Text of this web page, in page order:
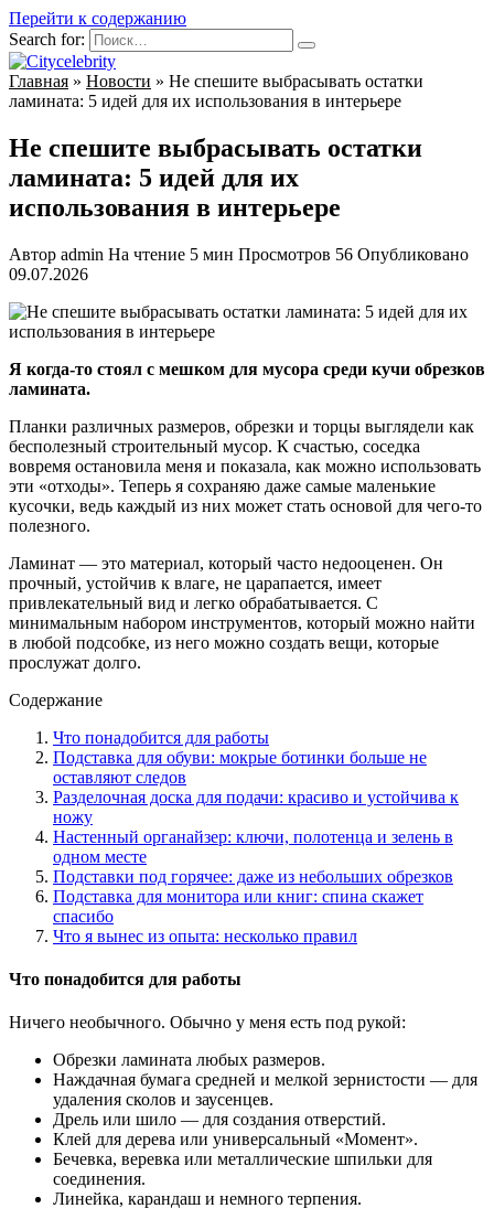
Перейти к содержанию
Search for:
Главная » Новости » Не спешите выбрасывать остатки
ламината: 5 идей для их использования в интерьере
Не спешите выбрасывать остатки
ламината: 5 идей для их
использования в интерьере
Автор admin На чтение 5 мин Просмотров 56 Опубликовано
09.07.2026
Я когда-то стоял с мешком для мусора среди кучи обрезков
ламината.
Планки различных размеров, обрезки и торцы выглядели как
бесполезный строительный мусор. К счастью, соседка
вовремя остановила меня и показала, как можно использовать
эти «отходы». Теперь я сохраняю даже самые маленькие
кусочки, ведь каждый из них может стать основой для чего-то
полезного.
Ламинат — это материал, который часто недооценен. Он
прочный, устойчив к влаге, не царапается, имеет
привлекательный вид и легко обрабатывается. С
минимальным набором инструментов, который можно найти
в любой подсобке, из него можно создать вещи, которые
прослужат долго.
Содержание
Что понадобится для работы
Подставка для обуви: мокрые ботинки больше не
оставляют следов
Разделочная доска для подачи: красиво и устойчива к
ножу
Настенный органайзер: ключи, полотенца и зелень в
одном месте
Подставки под горячее: даже из небольших обрезков
Подставка для монитора или книг: спина скажет
спасибо
Что я вынес из опыта: несколько правил
Что понадобится для работы
Ничего необычного. Обычно у меня есть под рукой:
Обрезки ламината любых размеров.
Наждачная бумага средней и мелкой зернистости — для
удаления сколов и заусенцев.
Дрель или шило — для создания отверстий.
Клей для дерева или универсальный «Момент».
Бечевка, веревка или металлические шпильки для
соединения.
Линейка, карандаш и немного терпения.